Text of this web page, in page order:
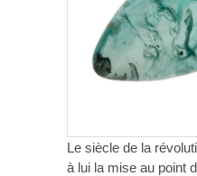
Le siècle de la
à lui la mise au point